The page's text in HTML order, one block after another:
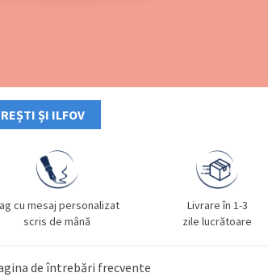
ȘI ILFOV
cu mesaj personalizat
scris de mână
Livrare în 1-3
zile lucrătoare
de întrebări frecvente